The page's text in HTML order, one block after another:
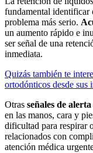
fundamental identificar
problema más serio.
un aumento rápido e
ser señal de una
inmediata.
Quizás también te
ortodónticos desde sus
Otras señales de alerta
en las manos, cara y
dificultad para respirar
relacionados con
atención médica